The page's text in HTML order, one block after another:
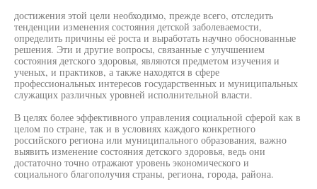
достижения этой цели необходимо, прежде всего, отследить
тенденции изменения состояния детской заболеваемости,
определить причины её роста и выработать научно обоснованные
решения. Эти и другие вопросы, связанные с улучшением
состояния детского здоровья, являются предметом изучения и
ученых, и практиков, а также находятся в сфере
профессиональных интересов государственных и муниципальных
служащих различных уровней исполнительной власти.
В целях более эффективного управления социальной сферой как в
целом по стране, так и в условиях каждого конкретного
российского региона или муниципального образования, важно
выявить изменение состояния детского здоровья, ведь они
достаточно точно отражают уровень экономического и
социального благополучия страны, региона, города, района.